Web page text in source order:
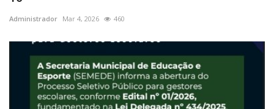
Administrador Mar 4, 2026 460